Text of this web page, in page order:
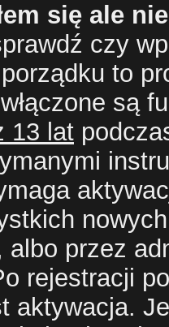
się ale
czy
to
są
13 lat
albo przez
rejestracji
aktywacja.